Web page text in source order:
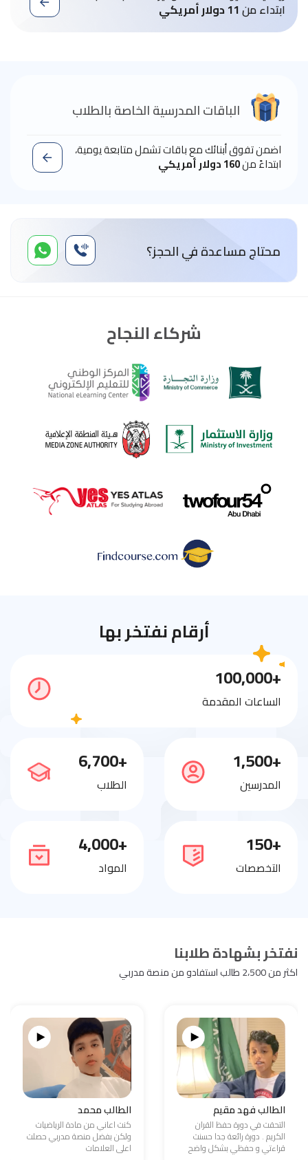
ابتداء من11 دولار أمريكي
الباقات المدرسية الخاصة بالطلاب
اضمن تفوق أبنائك مع باقات تشمل متابعة يومية،
ابتداءً من160 دولار أمريكي
محتاج مساعدة في الحجز؟
شركاء النجاح
أرقام نفتخر بها
+100,000
الساعات المقدمة
+1,500
المدرسين
+6,700
الطلاب
+150
التخصصات
+4,000
المواد
نفتخر بشهادة طلابنا
اكثر من 2،500 طالب استفادو من منصة مدربي
الطالب فهد مقيم
التحقت في دورة حفظ القران
الكريم . دورة رائعة جدا حسنت
قراءتي و حفظي بشكل واضح
الطالب محمد
كنت اعاني من مادة الرياضيات
ولكن بفضل منصة مدربي حصلت
اعلى العلامات